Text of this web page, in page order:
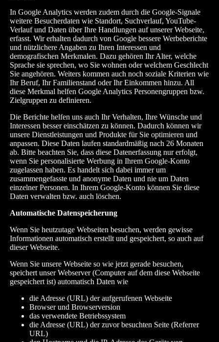
In Google Analytics werden zudem durch die Google-Signale
weitere Besucherdaten wie Standort, Suchverlauf, YouTube-
Verlauf und Daten über Ihre Handlungen auf unserer Webseite,
erfasst. Wir erhalten dadurch von Google bessere Werbeberichte
und nützlichere Angaben zu Ihren Interessen und
demografischen Merkmalen. Dazu gehören Ihr Alter, welche
Sprache sie sprechen, wo Sie wohnen oder welchem Geschlecht
Sie angehören. Weiters kommen auch noch soziale Kriterien wie
Ihr Beruf, Ihr Familienstand oder Ihr Einkommen hinzu. All
diese Merkmal helfen Google Analytics Personengruppen bzw.
Zielgruppen zu definieren.
Die Berichte helfen uns auch Ihr Verhalten, Ihre Wünsche und
Interessen besser einschätzen zu können. Dadurch können wir
unsere Dienstleistungen und Produkte für Sie optimieren und
anpassen. Diese Daten laufen standardmäßig nach 26 Monaten
ab. Bitte beachten Sie, dass diese Datenerfassung nur erfolgt,
wenn Sie personalisierte Werbung in Ihrem Google-Konto
zugelassen haben. Es handelt sich dabei immer um
zusammengefasste und anonyme Daten und nie um Daten
einzelner Personen. In Ihrem Google-Konto können Sie diese
Daten verwalten bzw. auch löschen.
Automatische Datenspeicherung
Wenn Sie heutzutage Webseiten besuchen, werden gewisse
Informationen automatisch erstellt und gespeichert, so auch auf
dieser Webseite.
Wenn Sie unsere Webseite so wie jetzt gerade besuchen,
speichert unser Webserver (Computer auf dem diese Webseite
gespeichert ist) automatisch Daten wie
die Adresse (URL) der aufgerufenen Webseite
Browser und Browserversion
das verwendete Betriebssystem
die Adresse (URL) der zuvor besuchten Seite (Referrer
URL)